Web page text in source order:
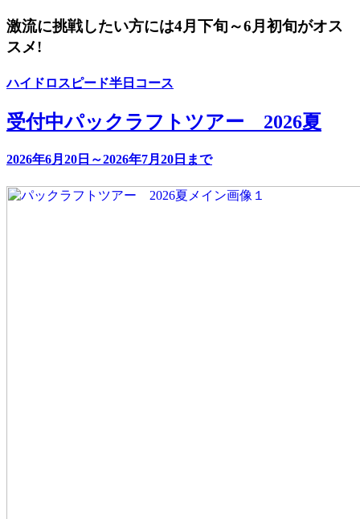
激流に挑戦したい方には4月下旬～6月初旬がオス
スメ!
ハイドロスピード半日コース
受付中パックラフトツアー 2026夏
2026年6月20日～2026年7月20日まで